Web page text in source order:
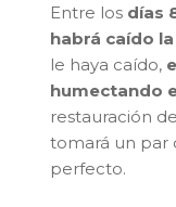
Entre los días
habrá caído
le haya caído,
humectando
restauración
tomará un par
perfecto.